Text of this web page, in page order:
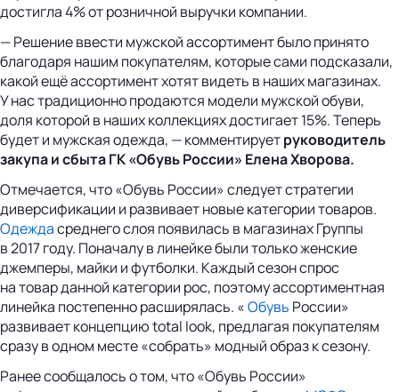
достигла 4% от розничной выручки компании.
— Решение ввести мужской ассортимент было принято
благодаря нашим покупателям, которые сами подсказали,
какой ещё ассортимент хотят видеть в наших магазинах.
У нас традиционно продаются модели мужской обуви,
доля которой в наших коллекциях достигает 15%. Теперь
будет и мужская одежда, — комментируетруководитель
закупа и сбыта ГК «Обувь России» Елена Хворова.
Отмечается, что «Обувь России» следует стратегии
диверсификации и развивает новые категории товаров.
Одеждасреднего слоя появилась в магазинах Группы
в 2017 году. Поначалу в линейке были только женские
джемперы, майки и футболки. Каждый сезон спрос
на товар данной категории рос, поэтому ассортиментная
линейка постепенно расширялась. «Обувь России»
развивает концепцию total look, предлагая покупателям
сразу в одном месте «собрать» модный образ к сезону.
Ранее сообщалось о том, что «Обувь России»